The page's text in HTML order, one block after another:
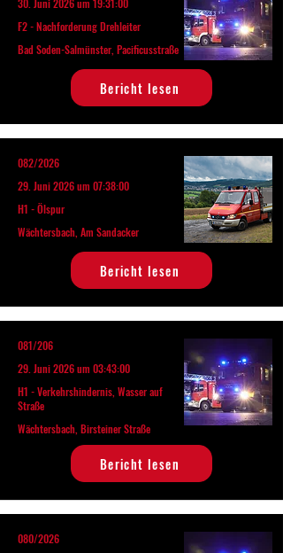
30. Juni 2026 um 19:31:00
F2 - Nachforderung Drehleiter
Bad Soden-Salmünster, Pacificusstraße
Bericht lesen
082/2026
29. Juni 2026 um 07:38:00
H1 - Ölspur
Wächtersbach, Am Sandacker
Bericht lesen
081/206
29. Juni 2026 um 03:43:00
H1 - Verkehrshindernis, Wasser auf
Straße
Wächtersbach, Birsteiner Straße
Bericht lesen
080/2026